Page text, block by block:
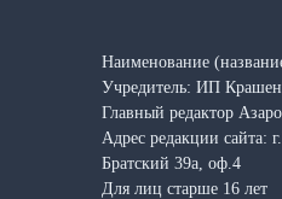
Наименование
Учредитель: ИП
Главный редактор
Адрес редакции сайта:
Братский 39а, оф.4
Для лиц старше 16 лет